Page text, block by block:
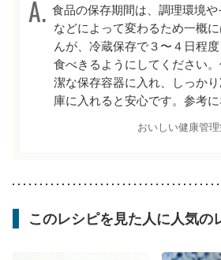
食品の保存期間は、調理環境
などによって変わるため一概
んが、冷蔵保存で３〜４日程
食べきるようにしてください
潔な保存容器に入れ、しっか
庫に入れると安心です。参考に
おいしい健康管
このレシピを見た人に人気の